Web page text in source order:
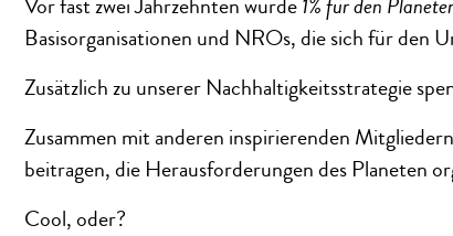
Basisorganisationen und NROs, die sich für den
Zusätzlich zu unserer Nachhaltigkeitsstrategie
Zusammen mit anderen inspirierenden
beitragen, die Herausforderungen des Planeten
Cool, oder?